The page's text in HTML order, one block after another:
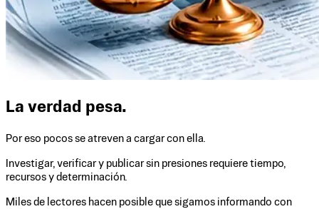
La verdad pesa.
Por eso pocos se atreven a cargar con ella.
Investigar, verificar y publicar sin presiones requiere tiempo,
recursos y determinación.
Miles de lectores hacen posible que sigamos informando con